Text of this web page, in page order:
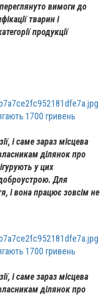
вимоги до
тварин і
продукції
1700 гривень
і саме зараз місцева
ділянок про
у цих
Для
і вона працює зовсім не
1700 гривень
і саме зараз місцева
ділянок про